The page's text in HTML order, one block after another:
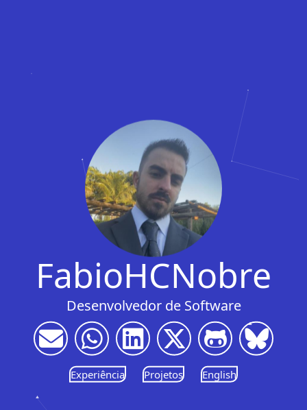
FabioHCNobre
Desenvolvedor de Software
Experiência Projetos English